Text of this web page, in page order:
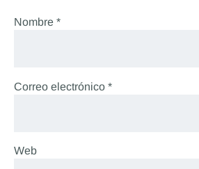
Nombre *
Correo electrónico *
Web